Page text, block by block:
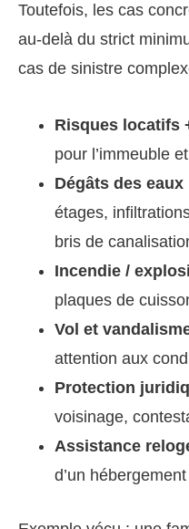
Toutefois, les cas
au-delà du strict
cas de sinistre
Risques locatifs
pour l’immeuble
Dégâts des
étages,
bris de
Incendie /
plaques de
Vol et
attention aux
Protection
voisinage,
Assistance
d’un